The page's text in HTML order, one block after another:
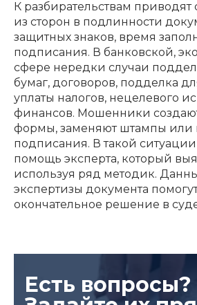
К разбирательствам
из сторон в подлинности
защитных знаков, время
подписания. В банковской,
сфере нередки случаи
бумаг, договоров, подделка
уплаты налогов, нецелевого
финансов. Мошенники
формы, заменяют штампы или
подписания. В такой
помощь эксперта, который
используя ряд методик.
экспертизы документа
окончательное решение в
Есть вопросы?